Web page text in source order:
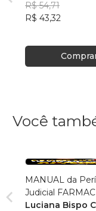
Santos
R$ 54,71
R$ 43,32
Você
MANUAL da
Judicial
Luciana Bispo